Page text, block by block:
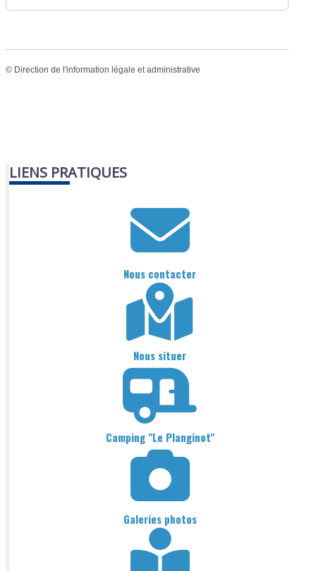
© Direction de l'information légale et administrative
LIENS PRATIQUES
Nous contacter
Nous situer
Camping "Le Planginot"
Galeries photos